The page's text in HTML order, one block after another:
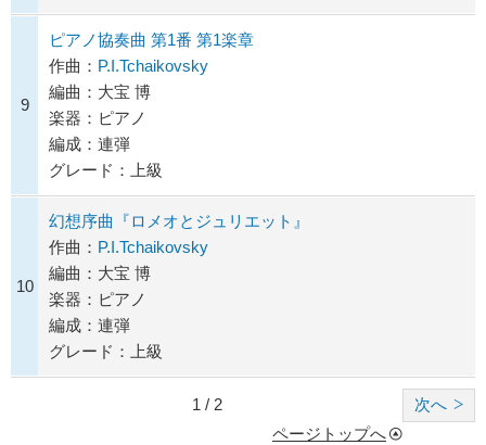
9
ピアノ協奏曲 第1番 第1楽章
作曲： P.I.Tchaikovsky
編曲：大宝 博
楽器：ピアノ
編成：連弾
グレード：上級
10
幻想序曲『ロメオとジュリエット』
作曲： P.I.Tchaikovsky
編曲：大宝 博
楽器：ピアノ
編成：連弾
グレード：上級
次へ
1 / 2
ページトップへ